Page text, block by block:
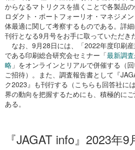
からなるマトリクスを描くことで各製品
ロダクト・ポートフォーリオ・マネジメ
体最適に関して考察するものである。詳
刊行となる9月号をお手に取っていただき
なお、9月28日には、「2022年度印刷
である印刷総合研究会セミナー「最新調
略 」をオンラインとリアルで併催する（
ご招待）。また、調査報告書として『
ク2023』も刊行する（こちらも回答社に
界の動向を把握するためにも、積極的に
ある。
『JAGAT info』2023年